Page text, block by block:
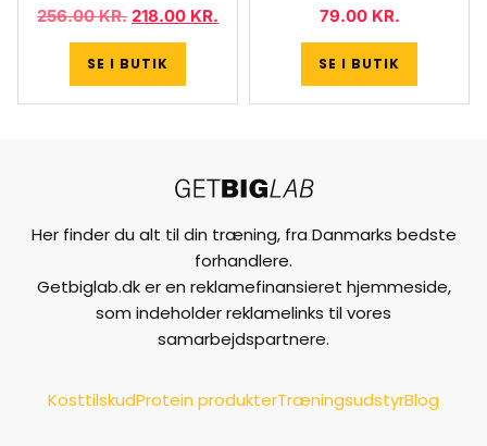
256.00KR. 218.00 KR.
SE I BUTIK
79.00 KR.
SE I BUTIK
Her finder du alt til din træning, fra Danmarks bedste
forhandlere.
Getbiglab.dk er en reklamefinansieret hjemmeside,
som indeholder reklamelinks til vores
samarbejdspartnere.
KosttilskudProtein produkterTræningsudstyrBlog